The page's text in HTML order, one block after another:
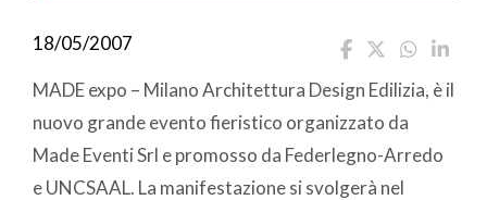
18/05/2007
MADE expo – Milano Architettura Design Edilizia, è il
nuovo grande evento fieristico organizzato da
Made Eventi Srl e promosso da Federlegno-Arredo
e UNCSAAL. La manifestazione si svolgerà nel